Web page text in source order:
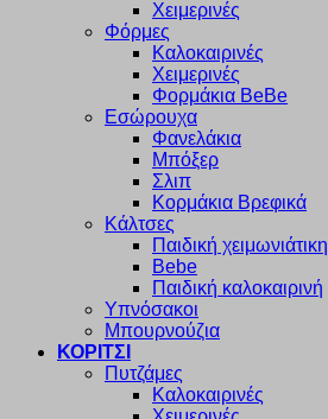
Χειμερινές
Φόρμες
Καλοκαιρινές
Χειμερινές
Φορμάκια BeBe
Εσώρουχα
Φανελάκια
Μπόξερ
Σλιπ
Κορμάκια Βρεφικά
Κάλτσες
Παιδική χειμωνιάτικη
Bebe
Παιδική καλοκαιρινή
Υπνόσακοι
Μπουρνούζια
ΚΟΡΙΤΣΙ
Πυτζάμες
Καλοκαιρινές